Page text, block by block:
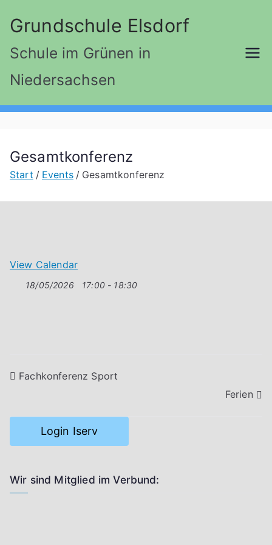
InhaltGrundschule Elsdorf
Schule im Grünen in
Niedersachsen
Gesamtkonferenz
Start Events Gesamtkonferenz
View Calendar
18/05/2026 17:00 - 18:30
Beitragsnavigation
Fachkonferenz Sport
Ferien
Login Iserv
Wir sind Mitglied im Verbund: